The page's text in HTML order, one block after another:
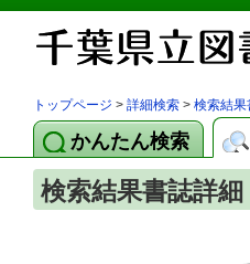
トップページ > 詳細検索 > 検索結果
かんたん検索
検索結果書誌詳細